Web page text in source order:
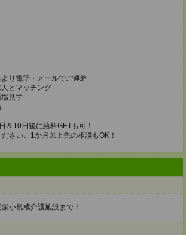
り電話・メールでご連絡
とマッチング
見学
＆10日後に給料GETも可！
さい。1か月以上先の相談もOK！
小規模介護施設まで！